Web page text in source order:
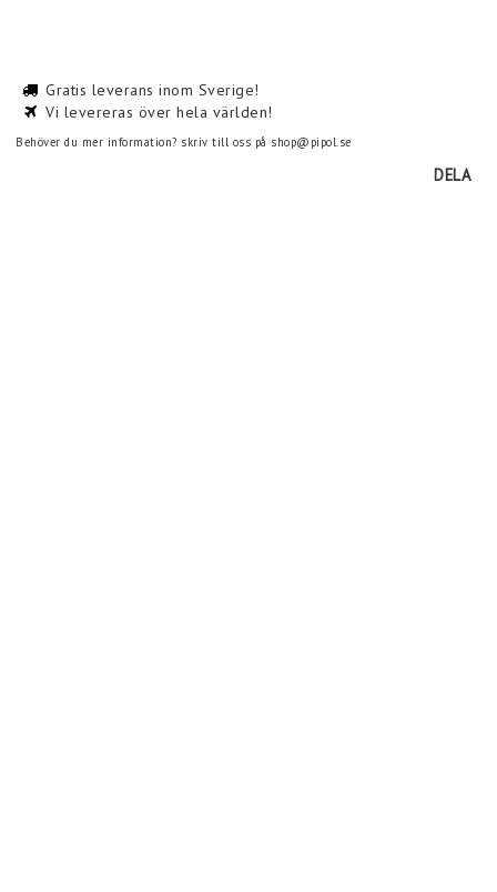
Gratis leverans inom Sverige!
Vi levereras över hela världen!
Behöver du mer information? skriv till oss på shop@pipol.se
DELA